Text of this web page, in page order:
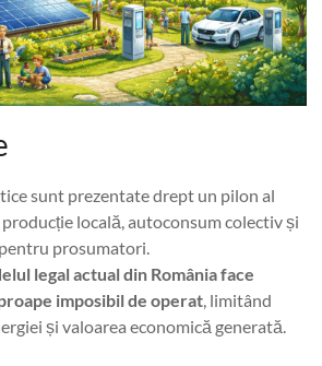
sunt prezentate drept un pilon al
locală, autoconsum colectiv și
prosumatori.
legal actual din România face
imposibil de operat, limitând
și valoarea economică generată.